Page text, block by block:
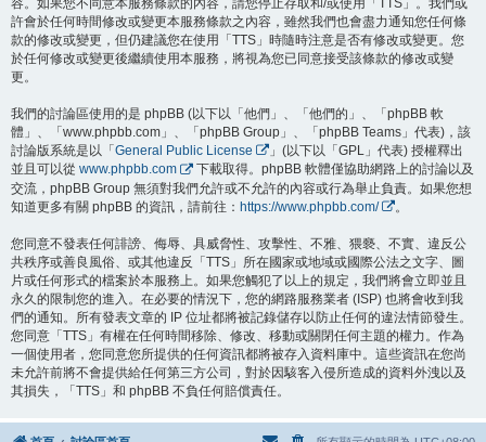
容。如果您不同意本服務條款的內容，請您停止存取和/或使用「TTS」。我們或
許會於任何時間修改或變更本服務條款之內容，雖然我們也會盡力通知您任何條
款的修改或變更，但仍建議您在使用「TTS」時隨時注意是否有修改或變更。您
於任何修改或變更後繼續使用本服務，將視為您已同意接受該條款的修改或變
更。
我們的討論區使用的是 phpBB (以下以「他們」、「他們的」、「phpBB 軟
體」、「www.phpbb.com」、「phpBB Group」、「phpBB Teams」代表)，該
討論版系統是以「 General Public License
」(以下以「GPL」代表) 授權釋出
並且可以從 www.phpbb.com
下載取得。phpBB 軟體僅協助網路上的討論以及
交流，phpBB Group 無須對我們允許或不允許的內容或行為舉止負責。如果您想
知道更多有關 phpBB 的資訊，請前往： https://www.phpbb.com/ 。
您同意不發表任何誹謗、侮辱、具威脅性、攻擊性、不雅、猥褻、不實、違反公
共秩序或善良風俗、或其他違反「TTS」所在國家或地域或國際公法之文字、圖
片或任何形式的檔案於本服務上。如果您觸犯了以上的規定，我們將會立即並且
永久的限制您的進入。在必要的情況下，您的網路服務業者 (ISP) 也將會收到我
們的通知。所有發表文章的 IP 位址都將被記錄儲存以防止任何的違法情節發生。
您同意「TTS」有權在任何時間移除、修改、移動或關閉任何主題的權力。作為
一個使用者，您同意您所提供的任何資訊都將被存入資料庫中。這些資訊在您尚
未允許前將不會提供給任何第三方公司，對於因駭客入侵所造成的資料外洩以及
其損失，「TTS」和 phpBB 不負任何賠償責任。